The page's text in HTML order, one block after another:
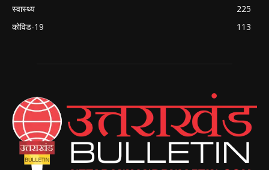
स्वास्थ्य
225
कोविड-19
113